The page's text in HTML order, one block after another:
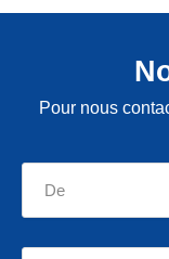
Pour nous